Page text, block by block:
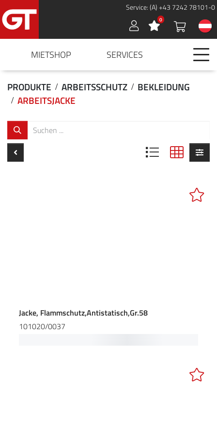
Service: (A) +43 7242 78101-0
Sign in 0
MIETSHOP SERVICES
PRODUKTE ARBEITSSCHUTZ
BEKLEIDUNG
ARBEITSJACKE
Jacke, Flammschutz,Antistatisch,Gr.58
101020/0037